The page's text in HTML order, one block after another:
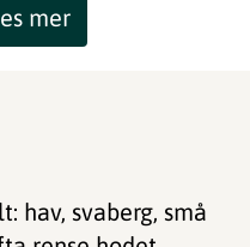
mer
hav, svaberg, små